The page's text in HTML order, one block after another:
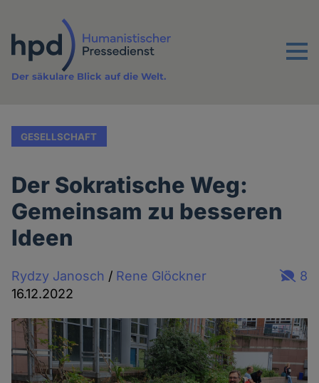
Inhalt
Menu
Der säkulare Blick auf die Welt.
GESELLSCHAFT
Der Sokratische Weg:
Gemeinsam zu besseren
Ideen
Rydzy Janosch / Rene Glöckner
16.12.2022
8